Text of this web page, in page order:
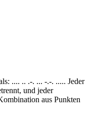
.... .. .-. ... -.-. ..... Jeder
und jeder
aus Punkten